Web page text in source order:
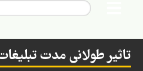
تاثیر طولانی مدت